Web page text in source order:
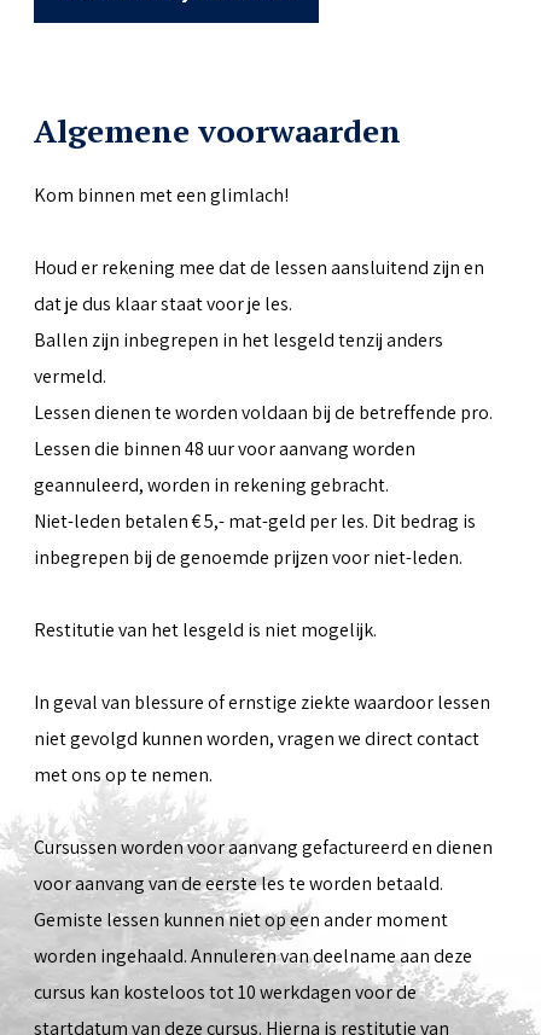
Algemene voorwaarden
Kom binnen met een glimlach!
Houd er rekening mee dat de lessen aansluitend zijn en
dat je dus klaar staat voor je les.
Ballen zijn inbegrepen in het lesgeld tenzij anders
vermeld.
Lessen dienen te worden voldaan bij de betreffende pro.
Lessen die binnen 48 uur voor aanvang worden
geannuleerd, worden in rekening gebracht.
Niet-leden betalen € 5,- mat-geld per les. Dit bedrag is
inbegrepen bij de genoemde prijzen voor niet-leden.
Restitutie van het lesgeld is niet mogelijk.
In geval van blessure of ernstige ziekte waardoor lessen
niet gevolgd kunnen worden, vragen we direct contact
met ons op te nemen.
Cursussen worden voor aanvang gefactureerd en dienen
voor aanvang van de eerste les te worden betaald.
Gemiste lessen kunnen niet op een ander moment
worden ingehaald. Annuleren van deelname aan deze
cursus kan kosteloos tot 10 werkdagen voor de
startdatum van deze cursus. Hierna is restitutie van